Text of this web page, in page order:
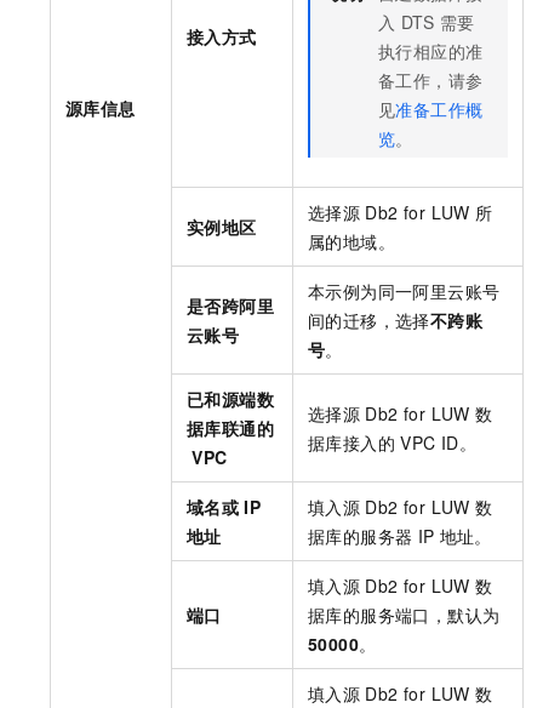
源库信息
接入方式
入 DTS 需要
执行相应的准
备工作，请参
见准备工作概
览。
实例地区
选择源 Db2 for LUW 所
属的地域。
是否跨阿里
云账号
本示例为同一阿里云账号
间的迁移，选择不跨账
号。
已和源端数
据库联通的
VPC
选择源 Db2 for LUW 数
据库接入的 VPC ID。
域名或 IP
地址
填入源 Db2 for LUW 数
据库的服务器 IP 地址。
端口
填入源 Db2 for LUW 数
据库的服务端口，默认为
50000。
填入源 Db2 for LUW 数